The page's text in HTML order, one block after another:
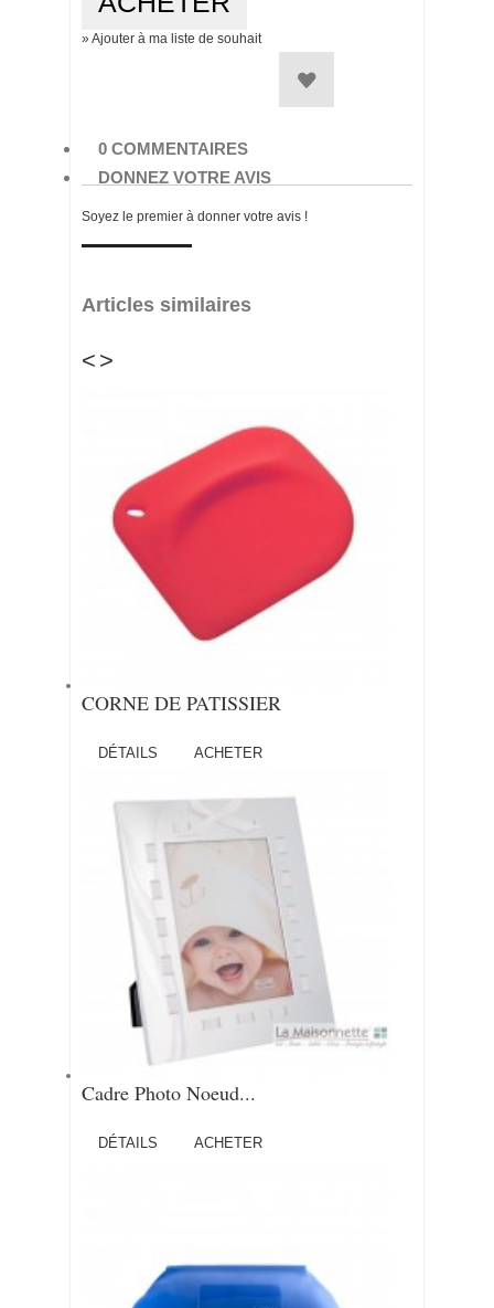
» Ajouter à ma liste de souhait
0 COMMENTAIRES
DONNEZ VOTRE AVIS
Soyez le premier à donner votre avis !
Articles similaires
< >
CORNE DE PATISSIER
DÉTAILS ACHETER
Cadre Photo Noeud...
DÉTAILS ACHETER